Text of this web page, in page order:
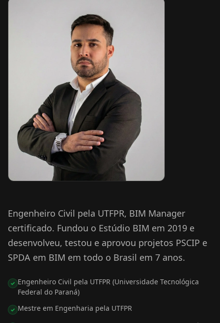
Engenheiro Civil pela UTFPR, BIM Manager
certificado. Fundou o Estúdio BIM em 2019 e
desenvolveu, testou e aprovou projetos PSCIP e
SPDA em BIM em todo o Brasil em 7 anos.
✓ Engenheiro Civil pela UTFPR (Universidade Tecnológica
Federal do Paraná)
✓ Mestre em Engenharia pela UTFPR